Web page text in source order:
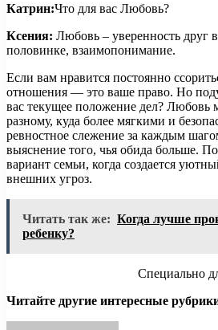
Катрин:Что для вас Любовь?
Ксения: Любовь – уверенность друг
половинке, взаимопонимание.
Если вам нравится постоянно
отношения — это ваше право. Но
вас текущее положение дел? Любовь
разному, куда более мягкими и
ревностное слежение за каждым
выяснение того, чья обида больше.
вариант семьи, когда создается
внешних угроз.
Читать так же: Когда лучше
ребенку?
Специально
Читайте другие интересные